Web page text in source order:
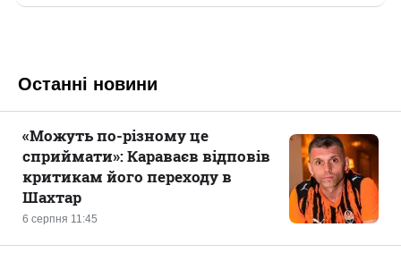
Останні новини
6 серпня 11:45
«Можуть по-різному це
сприймати»: Караваєв відповів
критикам його переходу в
Шахтар